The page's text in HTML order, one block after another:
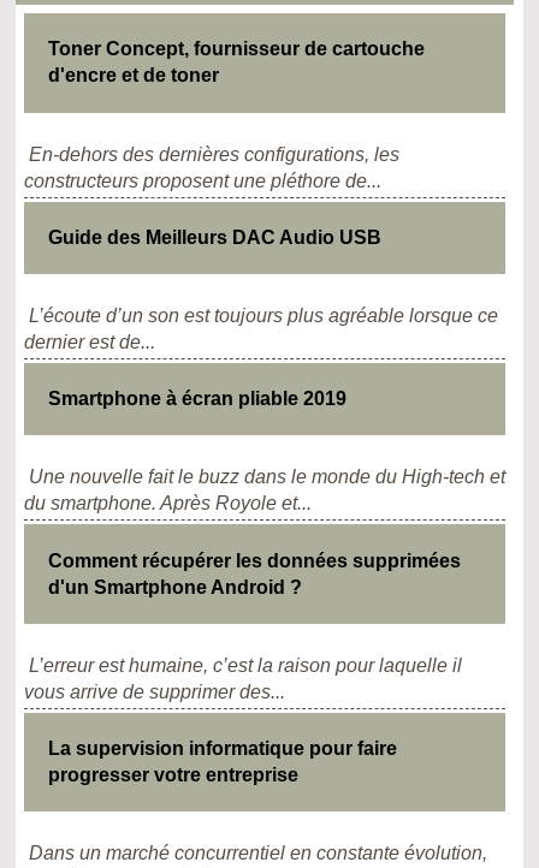
Toner Concept, fournisseur de cartouche
d'encre et de toner
En-dehors des dernières configurations, les
constructeurs proposent une pléthore de...
Guide des Meilleurs DAC Audio USB
L’écoute d’un son est toujours plus agréable lorsque ce
dernier est de...
Smartphone à écran pliable 2019
Une nouvelle fait le buzz dans le monde du High-tech et
du smartphone. Après Royole et...
Comment récupérer les données supprimées
d'un Smartphone Android ?
L’erreur est humaine, c’est la raison pour laquelle il
vous arrive de supprimer des...
La supervision informatique pour faire
progresser votre entreprise
Dans un marché concurrentiel en constante évolution,